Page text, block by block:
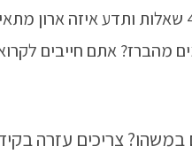
מהברז? אתם חייבים
צריכים עזרה